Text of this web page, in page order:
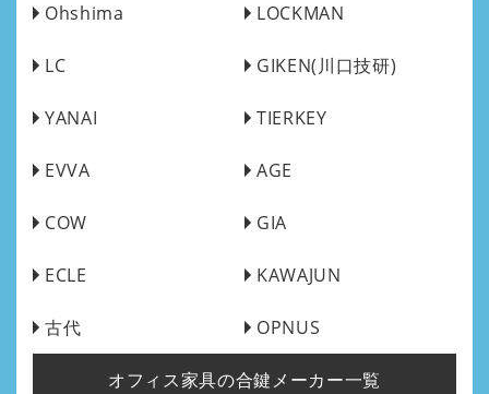
Ohshima LOCKMAN
LC GIKEN(川口技研)
YANAI TIERKEY
EVVA AGE
COW GIA
ECLE KAWAJUN
古代 OPNUS
オフィス家具の合鍵メーカー一覧